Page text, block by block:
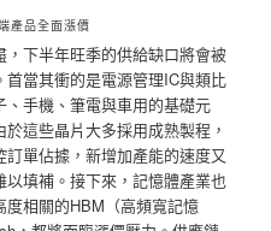
產品全面漲價
下半年旺季的供給缺口將會被
當其衝的是電源管理IC與類比
手機、筆電與車用的基礎元
這些晶片大多採用成熟製程，
單佔據，新增加產能的速度又
填補。接下來，記憶體產業也
相關的HBM（高頻寬記憶